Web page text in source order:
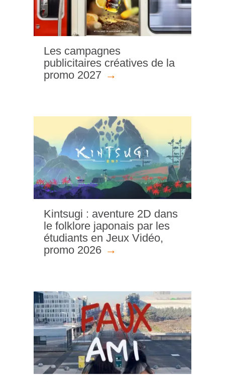
Les campagnes
publicitaires créatives de la
promo 2027
Kintsugi : aventure 2D dans
le folklore japonais par les
étudiants en Jeux Vidéo,
promo 2026